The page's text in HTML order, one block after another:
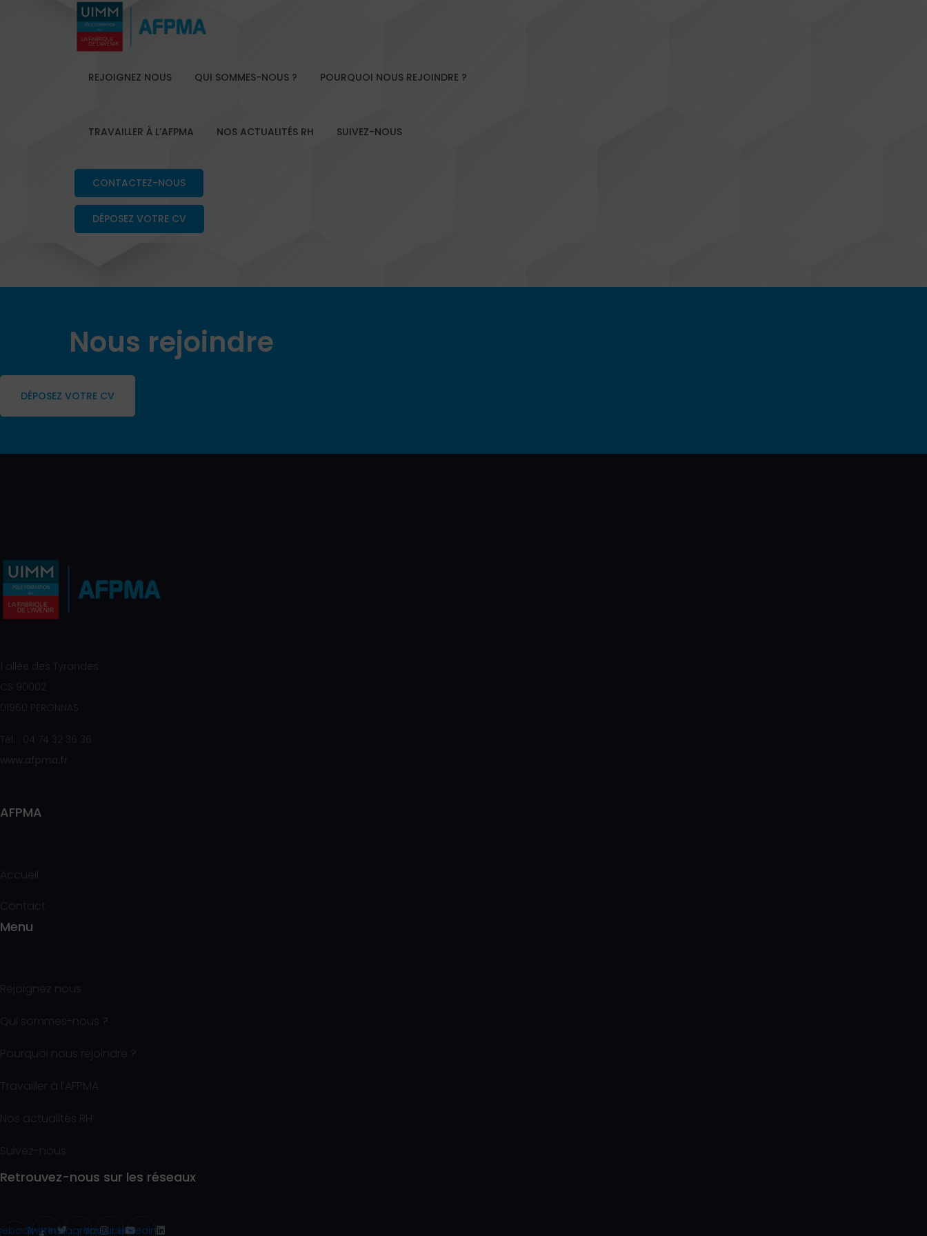
REJOIGNEZ NOUS QUI SOMMES-NOUS ? POURQUOI NOUS REJOINDRE ?
TRAVAILLER À L’AFPMA NOS ACTUALITÉS RH SUIVEZ-NOUS
CONTACTEZ-NOUS
DÉPOSEZ VOTRE CV
Nous rejoindre
DÉPOSEZ VOTRE CV
1 allée des Tyrandes
CS 90002
01960 PERONNAS
Tél. : 04 74 32 36 36
www.afpma.fr
AFPMA
Accueil
Contact
Menu
Rejoignez nous
Qui sommes-nous ?
Pourquoi nous rejoindre ?
Travailler à l’AFPMA
Nos actualités RH
Suivez-nous
Retrouvez-nous sur les réseaux
TwitterInstagramYoutubeLinkedin